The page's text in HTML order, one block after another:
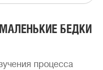
БЕДКИ
процесса